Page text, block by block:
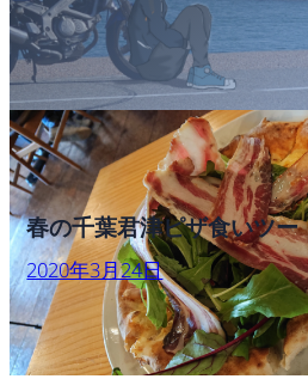
春の千葉君津ピザ食いツー
2020年3月24日